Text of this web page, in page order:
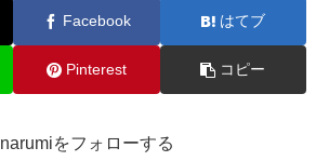
Facebook はてブ
Pinterest コピー
narumiをフォローする